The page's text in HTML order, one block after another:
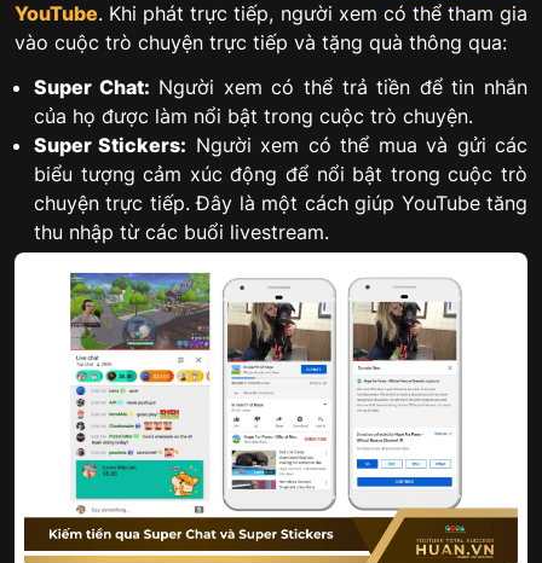
YouTube. Khi phát trực tiếp, người xem có thể tham gia
vào cuộc trò chuyện trực tiếp và tặng quà thông qua:
Super Chat: Người xem có thể trả tiền để tin nhắn
của họ được làm nổi bật trong cuộc trò chuyện.
Super Stickers: Người xem có thể mua và gửi các
biểu tượng cảm xúc động để nổi bật trong cuộc trò
chuyện trực tiếp. Đây là một cách giúp YouTube tăng
thu nhập từ các buổi livestream.